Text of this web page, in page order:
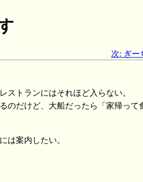
次: ぎー
ストランにはそれほど入らない。
のだけど、大船だったら「家帰って
は案内したい。